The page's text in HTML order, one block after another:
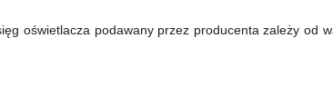
oświetlacza podawany przez producenta zależy od